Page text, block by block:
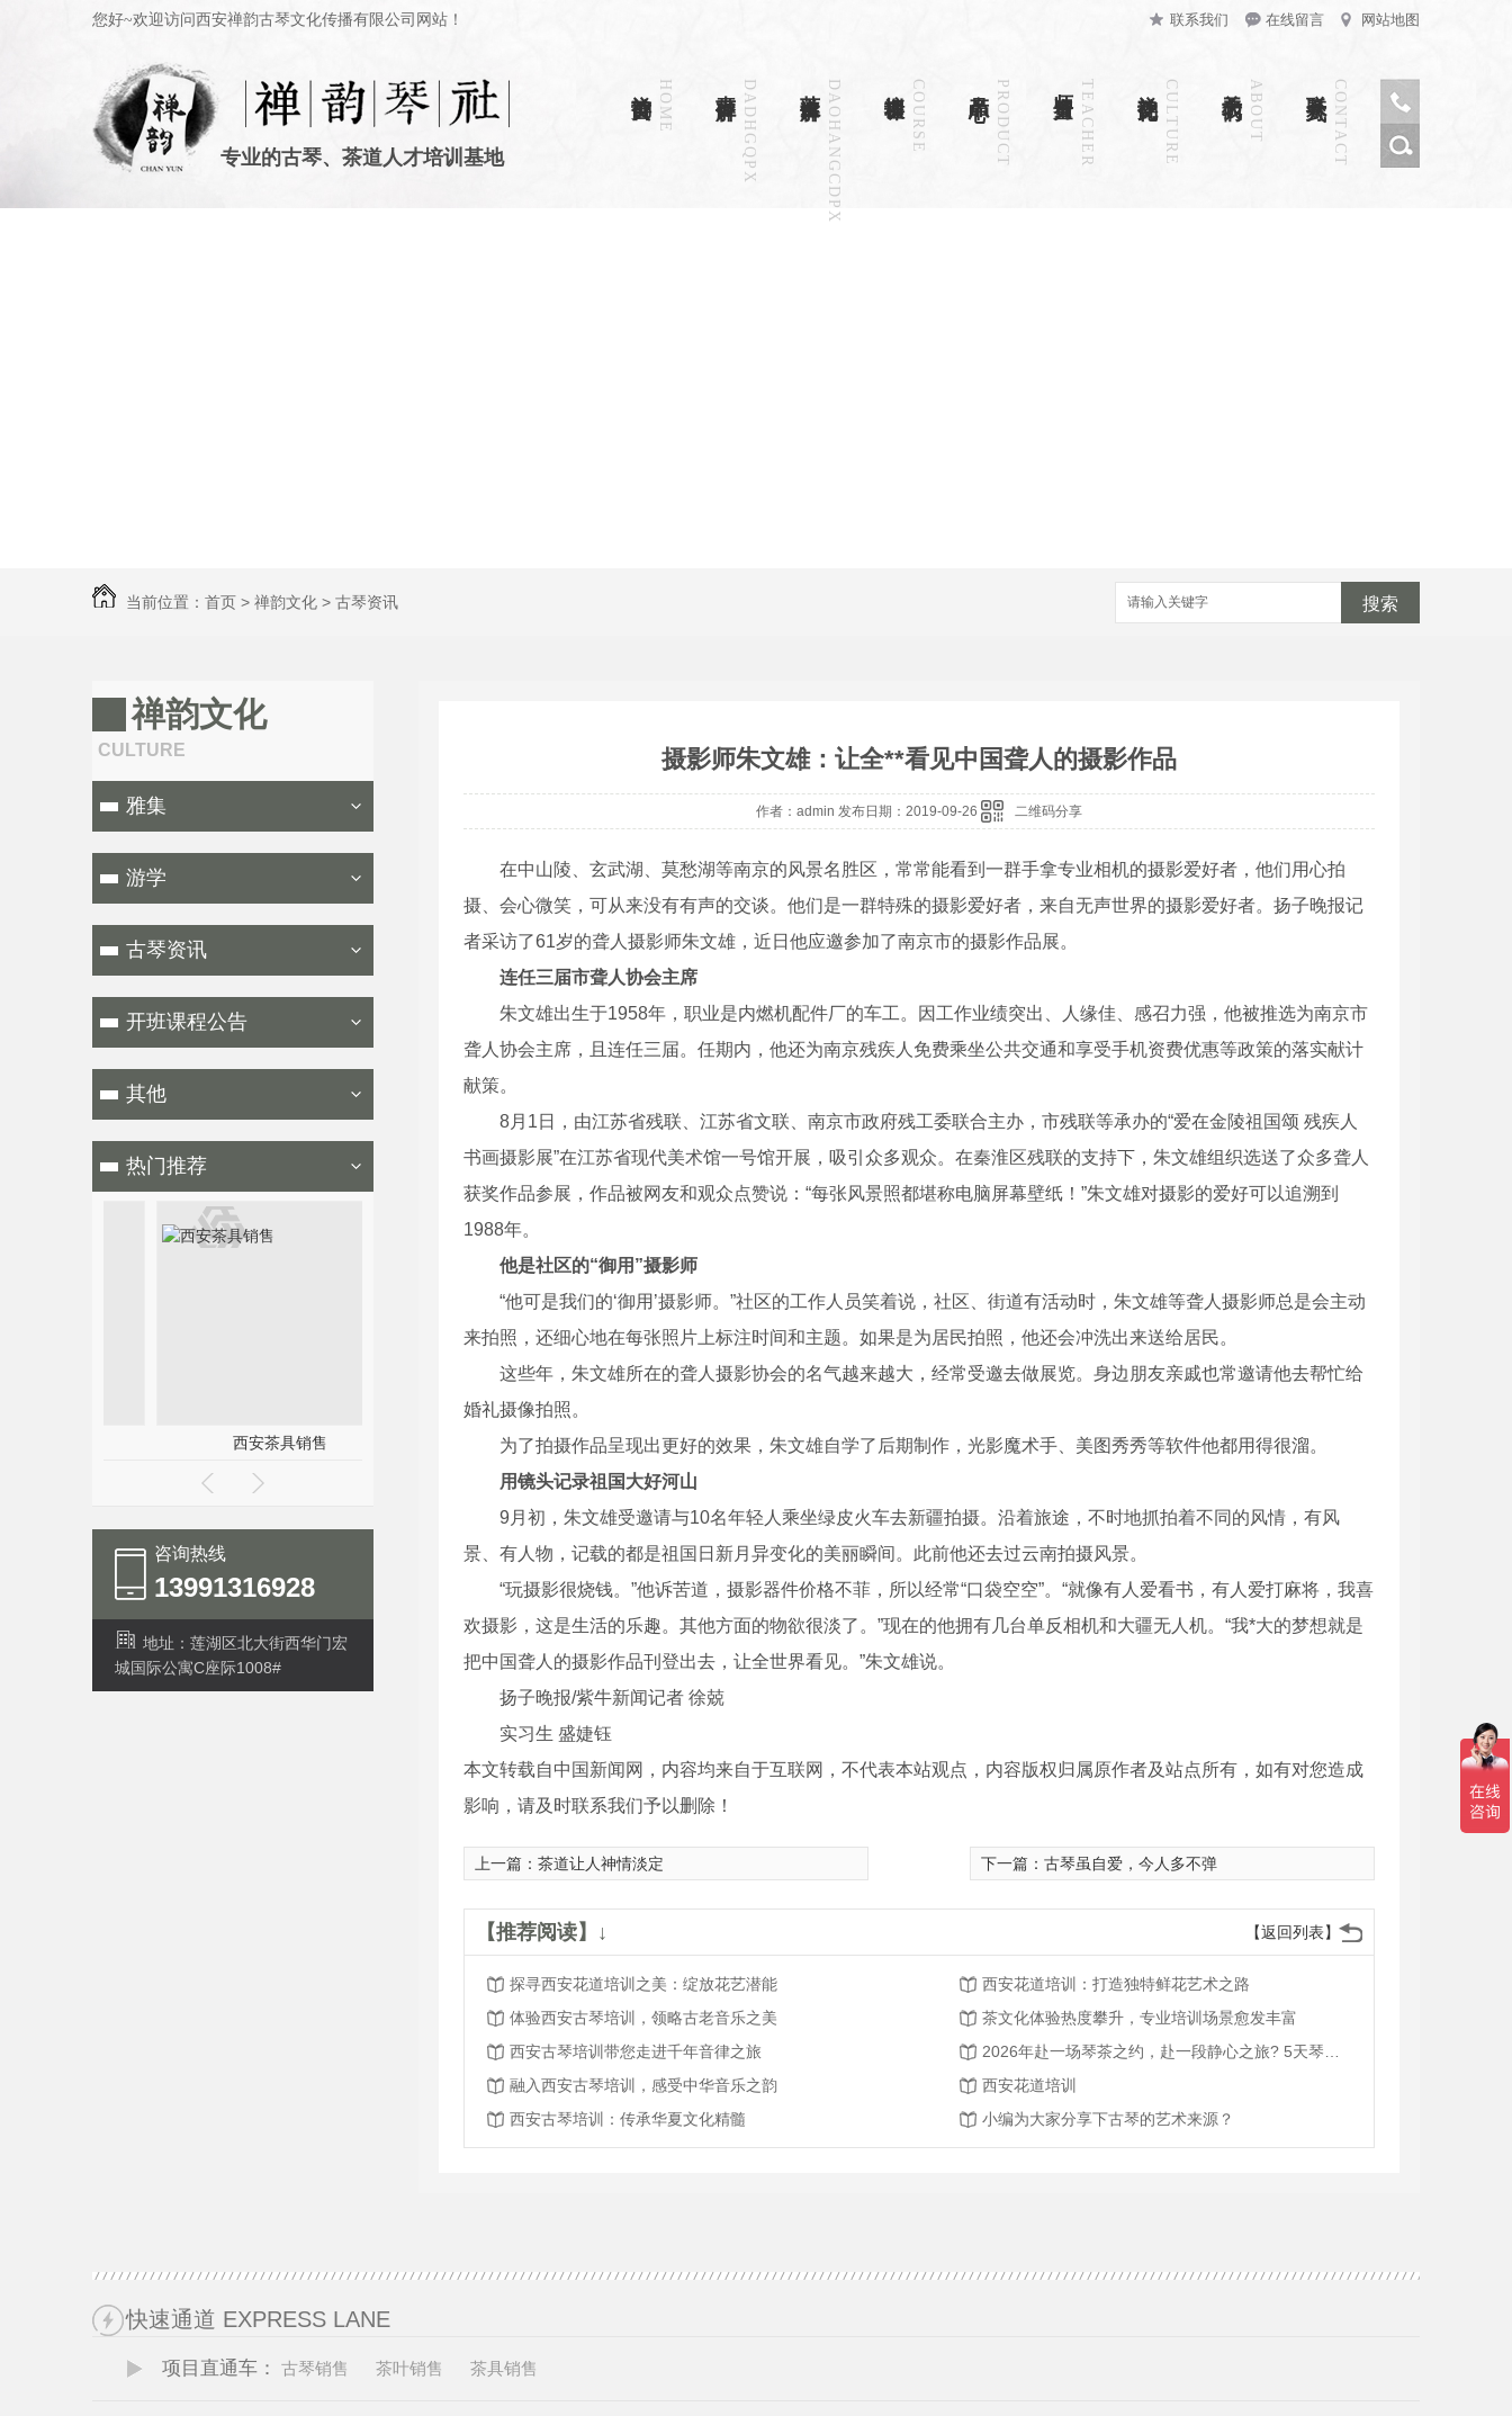
您好~欢迎访问西安禅韵古琴文化传播有限公司网站！ 联系我们 在线留言 网站地图
专业的古琴、茶道人才培训基地
HOME DADHGQPX DAOHANGCDPX COURSE PRODUCT TEACHER CULTURE ABOUT CONTACT
当前位置： 首页 > 禅韵文化 > 古琴资讯 搜索
禅韵文化
CULTURE
雅集
游学
古琴资讯
开班课程公告
其他
热门推荐
西安茶具销售 西安茶叶销售
咨询热线
13991316928
地址：莲湖区北大街西华门宏
城国际公寓C座际1008#
摄影师朱文雄：让全**看见中国聋人的摄影作品
作者：admin 发布日期：2019-09-26 二维码分享
在中山陵、玄武湖、莫愁湖等南京的风景名胜区，常常能看到一群手拿专业相机的摄影爱好者，他们用心拍
摄、会心微笑，可从来没有有声的交谈。他们是一群特殊的摄影爱好者，来自无声世界的摄影爱好者。扬子晚报记
者采访了61岁的聋人摄影师朱文雄，近日他应邀参加了南京市的摄影作品展。
连任三届市聋人协会主席
朱文雄出生于1958年，职业是内燃机配件厂的车工。因工作业绩突出、人缘佳、感召力强，他被推选为南京市
聋人协会主席，且连任三届。任期内，他还为南京残疾人免费乘坐公共交通和享受手机资费优惠等政策的落实献计
献策。
8月1日，由江苏省残联、江苏省文联、南京市政府残工委联合主办，市残联等承办的“爱在金陵祖国颂 残疾人
书画摄影展”在江苏省现代美术馆一号馆开展，吸引众多观众。在秦淮区残联的支持下，朱文雄组织选送了众多聋人
获奖作品参展，作品被网友和观众点赞说：“每张风景照都堪称电脑屏幕壁纸！”朱文雄对摄影的爱好可以追溯到
1988年。
他是社区的“御用”摄影师
“他可是我们的‘御用’摄影师。”社区的工作人员笑着说，社区、街道有活动时，朱文雄等聋人摄影师总是会主动
来拍照，还细心地在每张照片上标注时间和主题。如果是为居民拍照，他还会冲洗出来送给居民。
这些年，朱文雄所在的聋人摄影协会的名气越来越大，经常受邀去做展览。身边朋友亲戚也常邀请他去帮忙给
婚礼摄像拍照。
为了拍摄作品呈现出更好的效果，朱文雄自学了后期制作，光影魔术手、美图秀秀等软件他都用得很溜。
用镜头记录祖国大好河山
9月初，朱文雄受邀请与10名年轻人乘坐绿皮火车去新疆拍摄。沿着旅途，不时地抓拍着不同的风情，有风
景、有人物，记载的都是祖国日新月异变化的美丽瞬间。此前他还去过云南拍摄风景。
“玩摄影很烧钱。”他诉苦道，摄影器件价格不菲，所以经常“口袋空空”。“就像有人爱看书，有人爱打麻将，我喜
欢摄影，这是生活的乐趣。其他方面的物欲很淡了。”现在的他拥有几台单反相机和大疆无人机。“我*大的梦想就是
把中国聋人的摄影作品刊登出去，让全世界看见。”朱文雄说。
扬子晚报/紫牛新闻记者 徐兢
实习生 盛婕钰
本文转载自中国新闻网，内容均来自于互联网，不代表本站观点，内容版权归属原作者及站点所有，如有对您造成
影响，请及时联系我们予以删除！
上一篇： 茶道让人神情淡定 下一篇： 古琴虽自爱，今人多不弹
【返回列表】
【推荐阅读】↓
探寻西安花道培训之美：绽放花艺潜能
西安花道培训：打造独特鲜花艺术之路
体验西安古琴培训，领略古老音乐之美
茶文化体验热度攀升，专业培训场景愈发丰富
西安古琴培训带您走进千年音律之旅
融入西安古琴培训，感受中华音乐之韵
西安花道培训
西安古琴培训：传承华夏文化精髓
小编为大家分享下古琴的艺术来源？
快速通道 EXPRESS LANE
项目直通车： 古琴销售 茶叶销售 茶具销售